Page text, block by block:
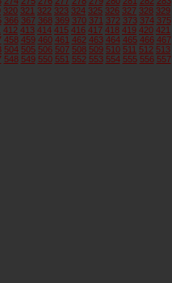
320 321 322 323 324 325 326 327 328 329
366 367 368 369 370 371 372 373 374 375
412 413 414 415 416 417 418 419 420 421
458 459 460 461 462 463 464 465 466 467
504 505 506 507 508 509 510 511 512 513
548 549 550 551 552 553 554 555 556 557